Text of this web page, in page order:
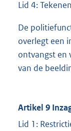
Lid 4:
De
overlegt een
ontvangst en
van de
Artikel 9
Lid 1: